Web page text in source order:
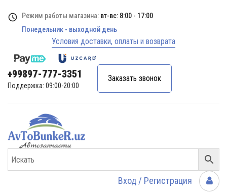
Режим работы магазина: вт-вс: 8:00 - 17:00
Понедельник - выходной день
Условия доставки, оплаты и возврата
+99897-777-3351
Поддержка: 09:00-20:00
Заказать звонок
Вход / Регистрация